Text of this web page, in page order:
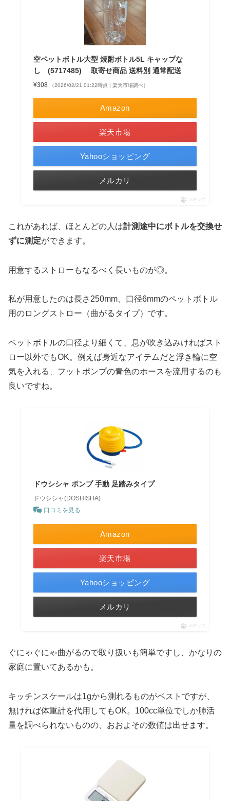
空ペットボトル大型 焼酎ボトル5L キャップな
し (5717485) 取寄せ商品 送料別 通常配送
¥308 （2026/02/21 01:22時点 | 楽天市場調べ）
Amazon
楽天市場
Yahooショッピング
メルカリ
ポチップ
これがあれば、ほとんどの人は計測途中にボトルを交換せ
ずに測定ができます。
用意するストローもなるべく長いものが◎。
私が用意したのは長さ250mm、口径6mmのペットボトル
用のロングストロー（曲がるタイプ）です。
ペットボトルの口径より細くて、息が吹き込みければスト
ロー以外でもOK。例えば身近なアイテムだと浮き輪に空
気を入れる、フットポンプの青色のホースを流用するのも
良いですね。
ドウシシャ ポンプ 手動 足踏みタイプ
ドウシシャ(DOSHISHA)
口コミを見る
Amazon
楽天市場
Yahooショッピング
メルカリ
ポチップ
ぐにゃぐにゃ曲がるので取り扱いも簡単ですし、かなりの
家庭に置いてあるかも。
キッチンスケールは1gから測れるものがベストですが、
無ければ体重計を代用してもOK。100cc単位でしか肺活
量を調べられないものの、おおよその数値は出せます。